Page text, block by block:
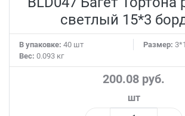
светлый 15*3
В упаковке: 40 шт Размер:
Вес: 0.093 кг
200.08 руб.
шт